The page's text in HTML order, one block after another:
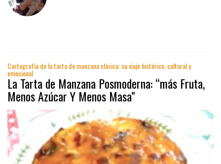
Cartografía de la tarta de manzana clásica: su viaje histórico, cultural y
emocional
La Tarta de Manzana Posmoderna: “más Fruta,
Menos Azúcar Y Menos Masa”